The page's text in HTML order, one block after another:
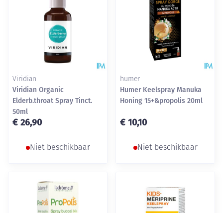
Viridian
Viridian Organic
Elderb.throat Spray Tinct.
50ml
€ 26,90
Niet beschikbaar
humer
Humer Keelspray Manuka
Honing 15+&propolis 20ml
€ 10,10
Niet beschikbaar